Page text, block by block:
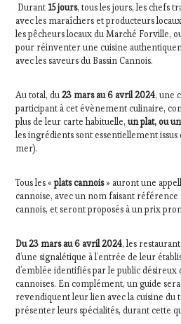
Durant 15 jours, tous les jours, les chefs
avec les maraîchers et producteurs
les pêcheurs locaux du Marché Forville,
pour réinventer une cuisine
avec les saveurs du Bassin Cannois.
Au total, du23 mars au 6 avril 2024, une
participant à cet évènement culinaire,
plus de leur carte habituelle,un plat, ou
les ingrédients sont essentiellement
mer).
Tous les «plats cannois» auront une
cannoise, avec un nom faisant
cannois, et seront proposés à un prix
Du 23 mars au 6 avril 2024, les
d’une signalétique à l’entrée de leur
d’emblée identifiés par le public désireux
cannoises. En complément, un guide
revendiquent leur lien avec la cuisine
présenter leurs spécialités, durant cette